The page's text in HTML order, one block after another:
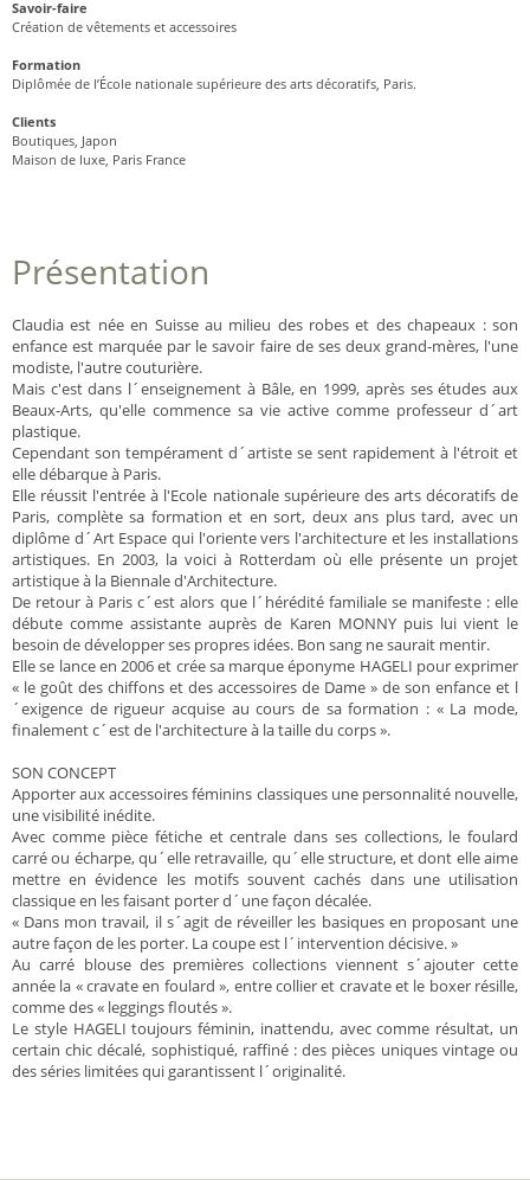
Savoir-faire
Création de vêtements et accessoires
Formation
Diplômée de l’École nationale supérieure des arts décoratifs, Paris.
Clients
Boutiques, Japon
Maison de luxe, Paris France
Présentation
Claudia est née en Suisse au milieu des robes et des chapeaux : son
enfance est marquée par le savoir faire de ses deux grand-mères, l'une
modiste, l'autre couturière.
Mais c'est dans l´enseignement à Bâle, en 1999, après ses études aux
Beaux-Arts, qu'elle commence sa vie active comme professeur d´art
plastique.
Cependant son tempérament d´artiste se sent rapidement à l'étroit et
elle débarque à Paris.
Elle réussit l'entrée à l'Ecole nationale supérieure des arts décoratifs de
Paris, complète sa formation et en sort, deux ans plus tard, avec un
diplôme d´Art Espace qui l'oriente vers l'architecture et les installations
artistiques. En 2003, la voici à Rotterdam où elle présente un projet
artistique à la Biennale d'Architecture.
De retour à Paris c´est alors que l´hérédité familiale se manifeste : elle
débute comme assistante auprès de Karen MONNY puis lui vient le
besoin de développer ses propres idées. Bon sang ne saurait mentir.
Elle se lance en 2006 et crée sa marque éponyme HAGELI pour exprimer
« le goût des chiffons et des accessoires de Dame » de son enfance et l
´exigence de rigueur acquise au cours de sa formation : « La mode,
finalement c´est de l'architecture à la taille du corps ».
SON CONCEPT
Apporter aux accessoires féminins classiques une personnalité nouvelle,
une visibilité inédite.
Avec comme pièce fétiche et centrale dans ses collections, le foulard
carré ou écharpe, qu´elle retravaille, qu´elle structure, et dont elle aime
mettre en évidence les motifs souvent cachés dans une utilisation
classique en les faisant porter d´une façon décalée.
« Dans mon travail, il s´agit de réveiller les basiques en proposant une
autre façon de les porter. La coupe est l´intervention décisive. »
Au carré blouse des premières collections viennent s´ajouter cette
année la « cravate en foulard », entre collier et cravate et le boxer résille,
comme des « leggings floutés ».
Le style HAGELI toujours féminin, inattendu, avec comme résultat, un
certain chic décalé, sophistiqué, raffiné : des pièces uniques vintage ou
des séries limitées qui garantissent l´originalité.